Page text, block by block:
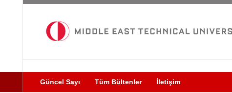
Güncel Sayı Tüm Bültenler İletişim